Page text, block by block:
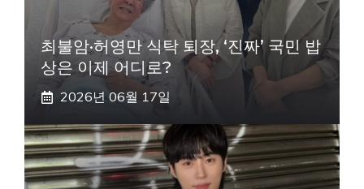
최불암·허영만 식탁 퇴장, ‘진짜’ 국민 밥
상은 이제 어디로?
2026년 06월 17일